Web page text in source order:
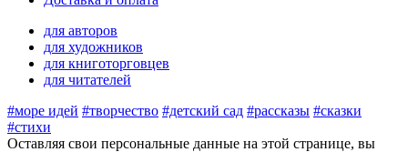
для авторов
для художников
для книготорговцев
для читателей
#море идей #творчество #детский сад #рассказы #сказки
#стихи
Оставляя свои персональные данные на этой странице, вы